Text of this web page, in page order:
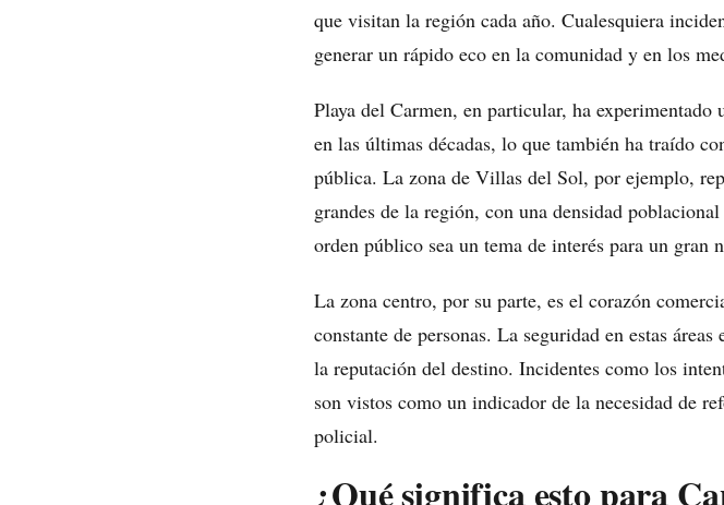
que visitan la región cada año. Cualesquiera
generar un rápido eco en la comunidad y en los
Playa del Carmen, en particular, ha
en las últimas décadas, lo que también ha traído
pública. La zona de Villas del Sol, por ejemplo,
grandes de la región, con una densidad
orden público sea un tema de interés para un gran
La zona centro, por su parte, es el corazón
constante de personas. La seguridad en estas
la reputación del destino. Incidentes como los
son vistos como un indicador de la necesidad de
policial.
¿Qué significa esto para